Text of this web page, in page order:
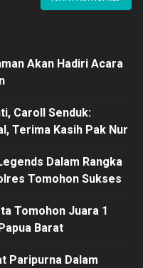
Akan Hadiri Acara
Caroll Senduk:
Terima Kasih Pak Nur
Dalam Rangka
Tomohon Sukses
Tomohon Juara 1
Barat
Paripurna Dalam